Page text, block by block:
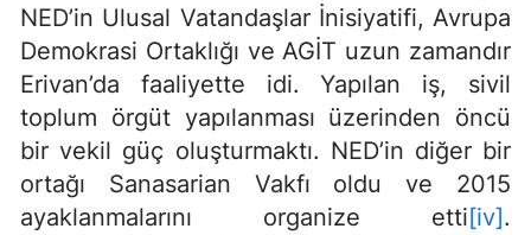
NED’in Ulusal Vatandaşlar İnisiyatifi, Avrupa
Demokrasi Ortaklığı ve AGİT uzun zamandır
Erivan’da faaliyette idi. Yapılan iş, sivil
toplum örgüt yapılanması üzerinden öncü
bir vekil güç oluşturmaktı. NED’in diğer bir
ortağı Sanasarian Vakfı oldu ve 2015
ayaklanmalarını organize etti[iv].